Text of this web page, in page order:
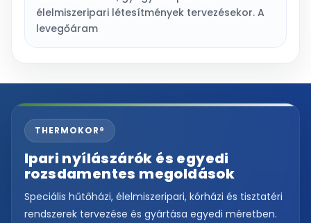
élelmiszeripari létesítmények tervezésekor. A
levegőáram
THERMOKOR®
Ipari nyílászárók és egyedi
rozsdamentes megoldások
Speciális hűtőházi, élelmiszeripari, kórházi és tisztatéri
rendszerek tervezése és gyártása egyedi méretben.